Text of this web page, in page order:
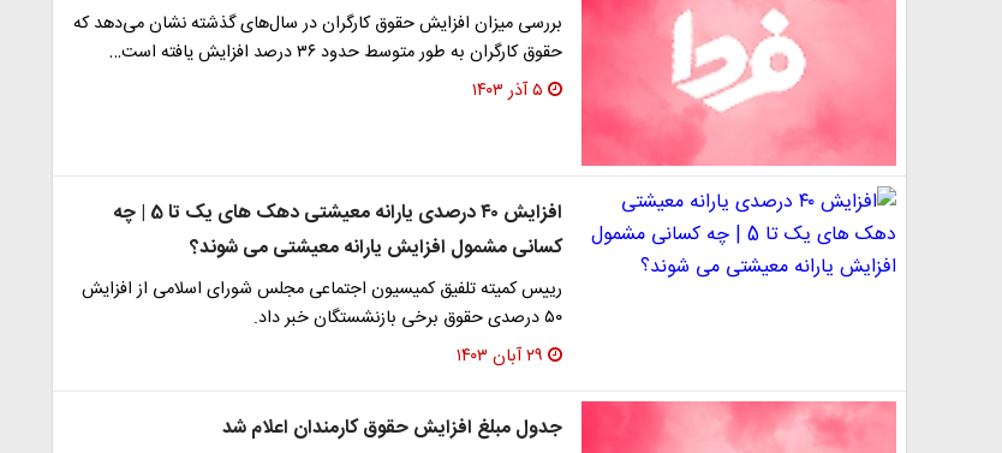
بررسی میزان افزایش حقوق کارگران در سال‌های گذشته نشان می‌دهد که
حقوق کارگران به طور متوسط حدود ۳۶ درصد افزایش یافته است…
۵ آذر ۱۴۰۳
افزایش ۴۰ درصدی یارانه معیشتی دهک های یک تا 5 | چه
کسانی مشمول افزایش یارانه معیشتی می شوند؟
رییس کمیته تلفیق کمیسیون اجتماعی مجلس شورای اسلامی از افزایش
۵۰ درصدی حقوق برخی بازنشستگان خبر داد.
۲۹ آبان ۱۴۰۳
جدول مبلغ افزایش حقوق کارمندان اعلام شد